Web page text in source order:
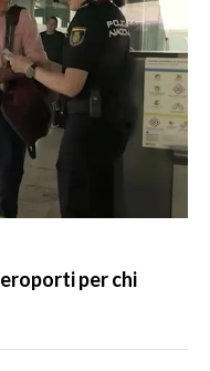
per chi